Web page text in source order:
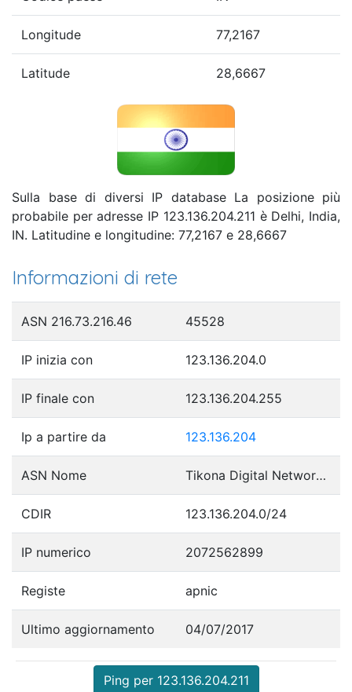
Longitude 77,2167
Latitude 28,6667
Sulla base di diversi IP database La posizione più
probabile per adresse IP 123.136.204.211 è Delhi, India,
IN. Latitudine e longitudine: 77,2167 e 28,6667
Informazioni di rete
ASN 216.73.216.46 45528
IP inizia con 123.136.204.0
IP finale con 123.136.204.255
Ip a partire da 123.136.204
ASN Nome Tikona Digital Networks Pvt Ltd.
CDIR 123.136.204.0/24
IP numerico 2072562899
Registe apnic
Ultimo aggiornamento 04/07/2017
Ping per 123.136.204.211